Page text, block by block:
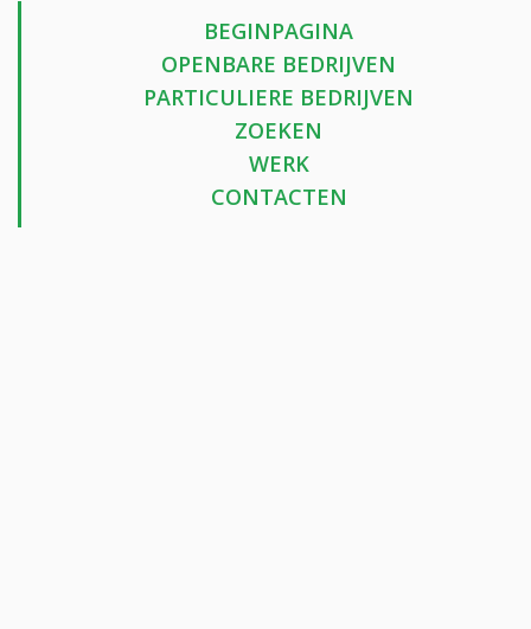
BEGINPAGINA
OPENBARE BEDRIJVEN
PARTICULIERE BEDRIJVEN
ZOEKEN
WERK
CONTACTEN